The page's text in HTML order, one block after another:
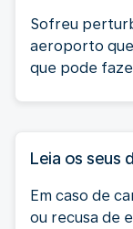
Sofreu
aeroporto
que pode
Leia os seus
Em caso de
ou recusa de